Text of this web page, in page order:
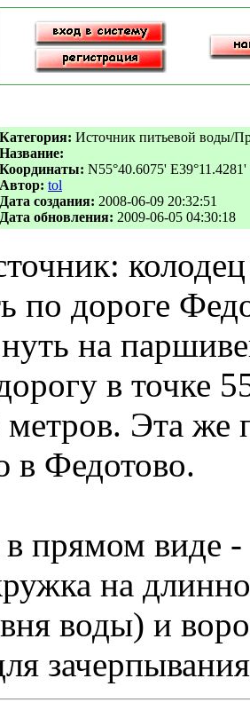
Категория: Источник питьевой воды/
Название:
Координаты: N55°40.6075' E39°11.4281'
Автор: tol
Дата создания: 2008-06-09 20:32:51
Дата обновления: 2009-06-05 04:30:18
по дороге
на
в точке
Эта же
в Федотово.
прямом виде
на
воды) и